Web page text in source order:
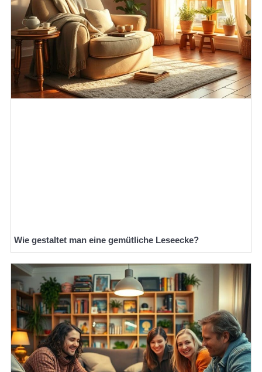
Wie gestaltet man eine gemütliche Leseecke?